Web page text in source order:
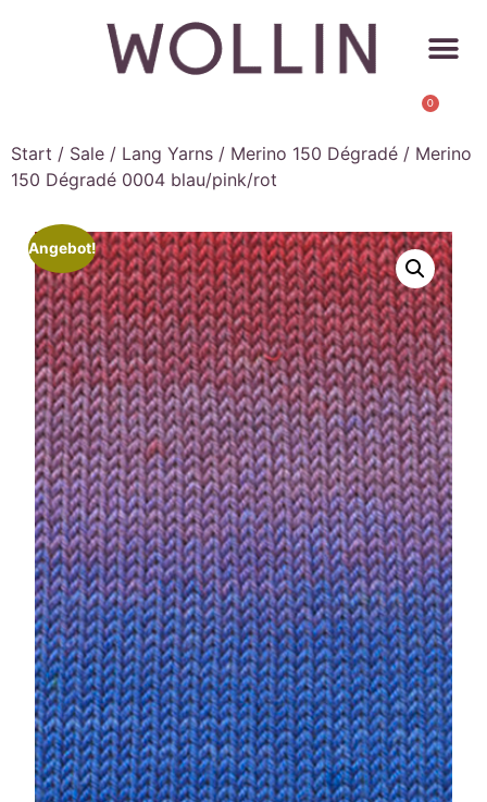
0
Start / Sale / Lang Yarns / Merino 150 Dégradé / Merino
150 Dégradé 0004 blau/pink/rot
Angebot!